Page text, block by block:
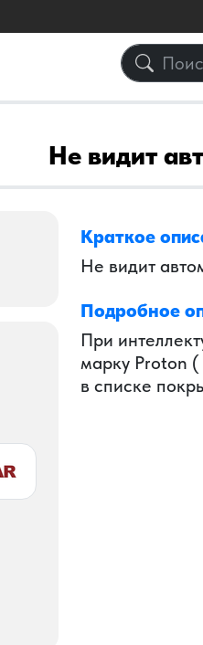
Не видит
Краткое
Не видит
Подробное
При
марку Proton (
в списке